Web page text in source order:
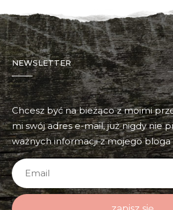
NEWSLETTER
Chcesz być na bieżąco z moimi
mi swój adres e-mail, już nigdy nie
ważnych informacji z mojego bloga